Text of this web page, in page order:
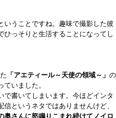
いうことですね。趣味で撮影した彼
ひっそりと生活することになってし
「アエティール～天使の領域～」 の
いました。
書いてしまいます。今ほどインタ
というネタではありませんけど、
奥さんに怒鳴りこまれ続けてノイロ